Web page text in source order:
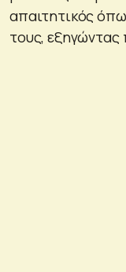
απαιτητικός
τους, εξηγώντας